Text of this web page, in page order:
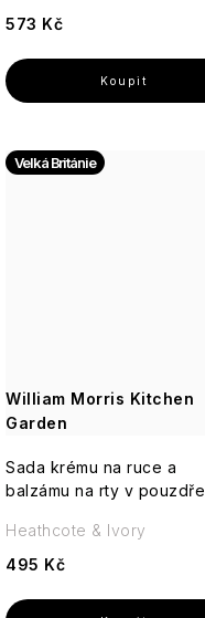
573 Kč
William Morris Kitchen
Garden
Velká Británie
Sada krému na ruce a
balzámu na rty v pouzdře
495 Kč
Heathcote & Ivory